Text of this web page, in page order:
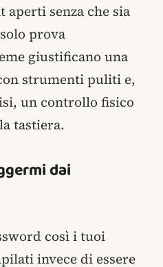
aperti senza che sia
prova
giustificano una
strumenti puliti e,
un controllo fisico
tastiera.
dai
così i tuoi
invece di essere